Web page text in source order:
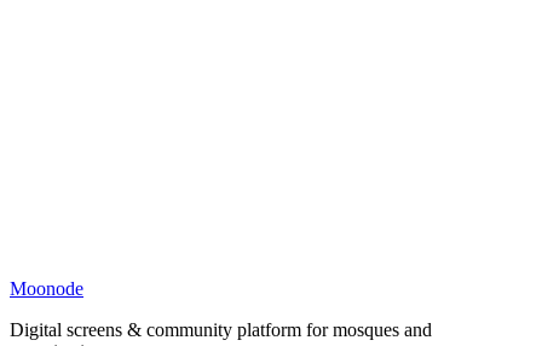
Moonode
Digital screens & community platform for mosques and